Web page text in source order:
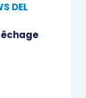
DEL